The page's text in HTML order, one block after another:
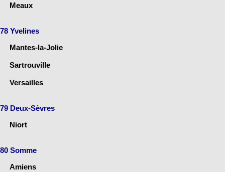
Meaux
78 Yvelines
Mantes-la-Jolie
Sartrouville
Versailles
79 Deux-Sèvres
Niort
80 Somme
Amiens